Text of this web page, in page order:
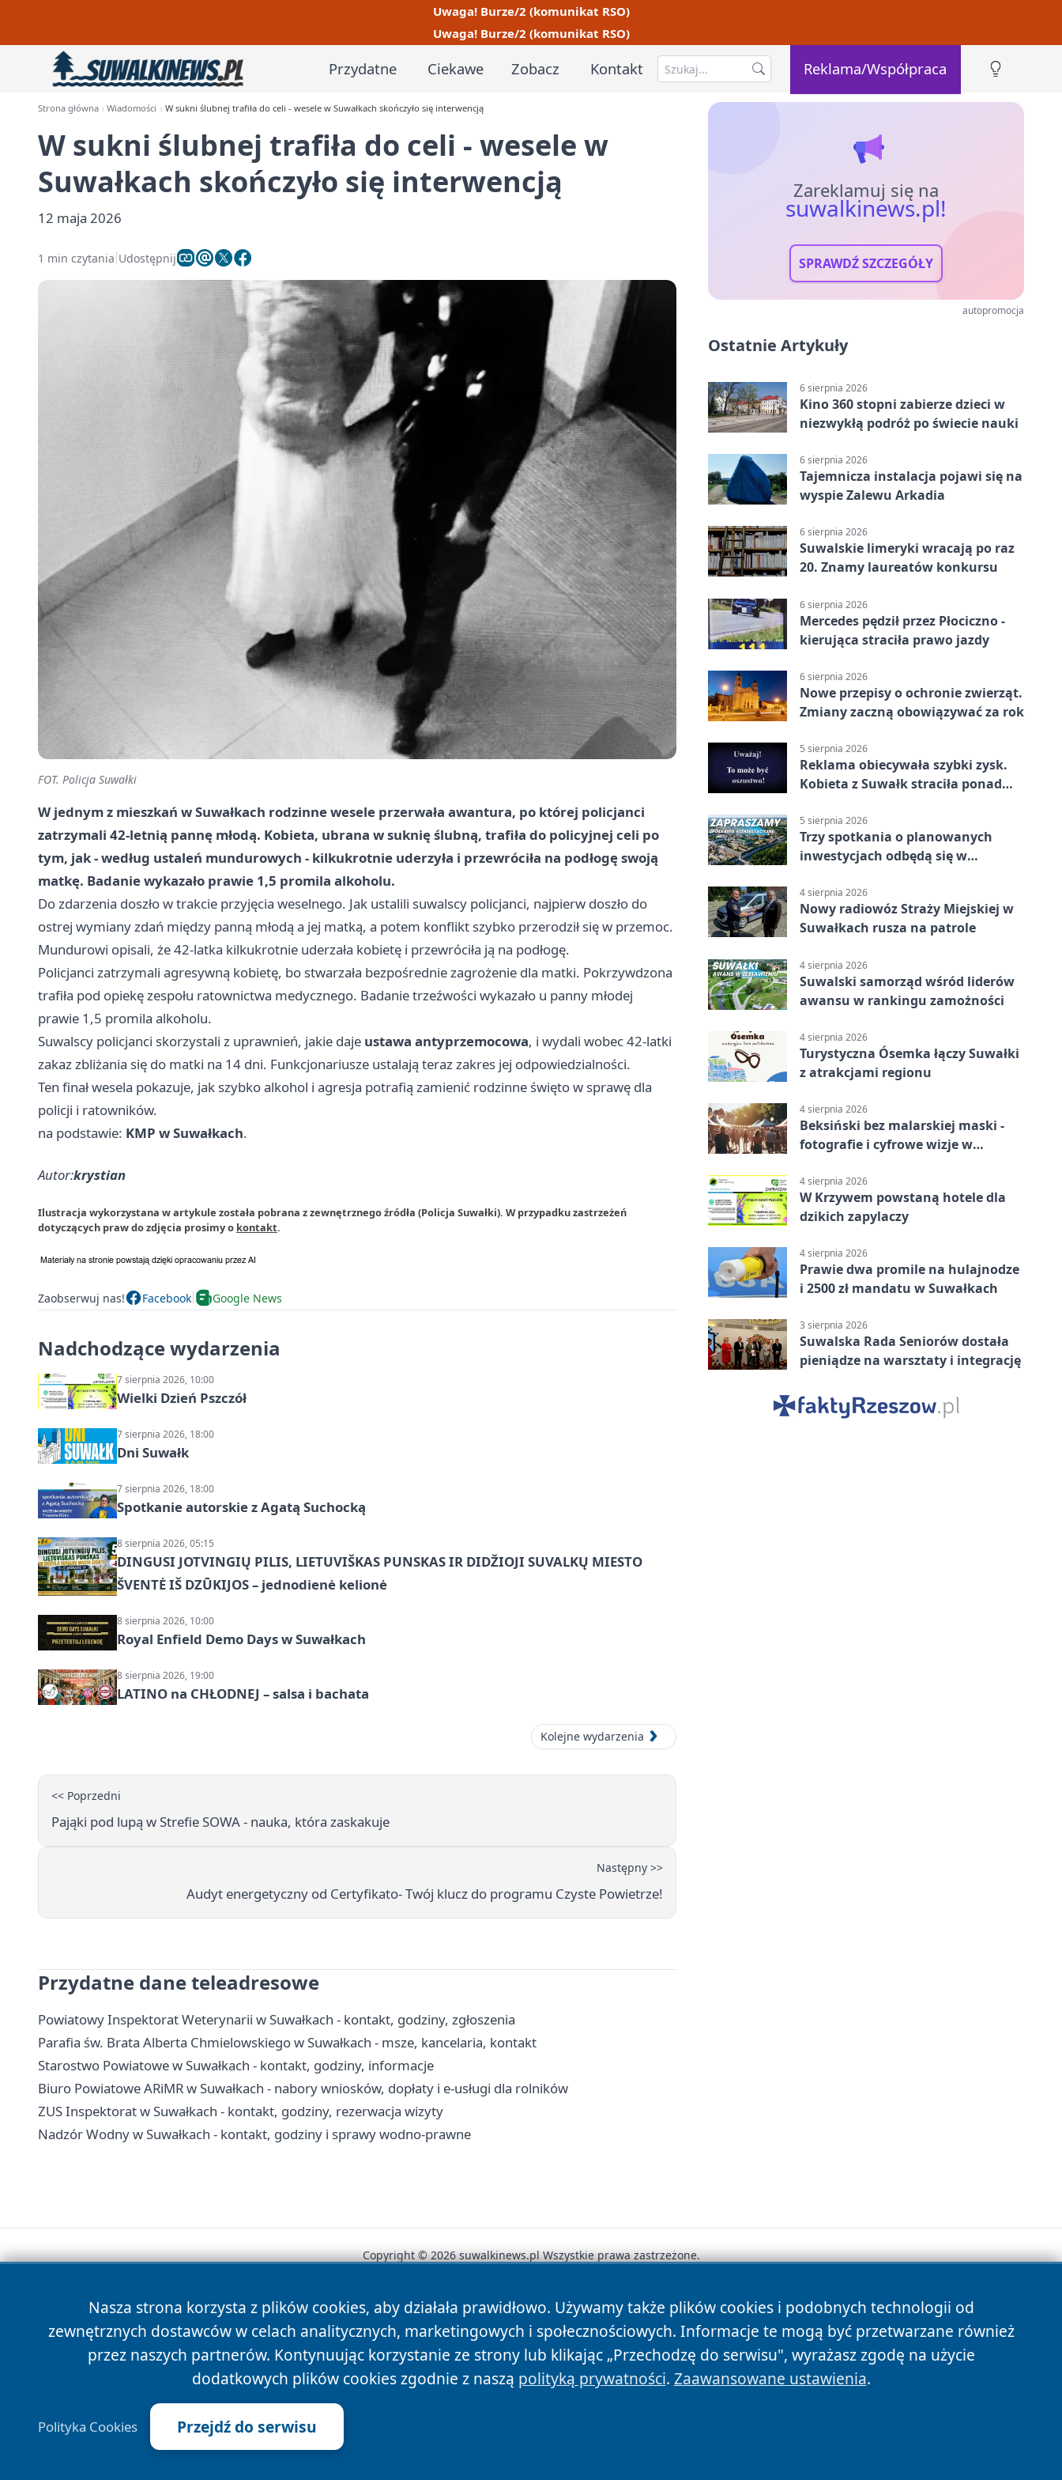
Uwaga! Burze/2 (komunikat RSO)
Uwaga! Burze/2 (komunikat RSO)
Przydatne Ciekawe Zobacz Kontakt Reklama/Współpraca
Strona główna Wiadomości W sukni ślubnej trafiła do celi - wesele w Suwałkach skończyło się interwencją
W sukni ślubnej trafiła do celi - wesele w
Suwałkach skończyło się interwencją
12 maja 2026
1 min czytania Udostępnij
FOT. Policja Suwałki
W jednym z mieszkań w Suwałkach rodzinne wesele przerwała awantura, po której policjanci
zatrzymali 42-letnią pannę młodą. Kobieta, ubrana w suknię ślubną, trafiła do policyjnej celi po
tym, jak - według ustaleń mundurowych - kilkukrotnie uderzyła i przewróciła na podłogę swoją
matkę. Badanie wykazało prawie 1,5 promila alkoholu.
Do zdarzenia doszło w trakcie przyjęcia weselnego. Jak ustalili suwalscy policjanci, najpierw doszło do
ostrej wymiany zdań między panną młodą a jej matką, a potem konflikt szybko przerodził się w przemoc.
Mundurowi opisali, że 42-latka kilkukrotnie uderzała kobietę i przewróciła ją na podłogę.
Policjanci zatrzymali agresywną kobietę, bo stwarzała bezpośrednie zagrożenie dla matki. Pokrzywdzona
trafiła pod opiekę zespołu ratownictwa medycznego. Badanie trzeźwości wykazało u panny młodej
prawie 1,5 promila alkoholu.
Suwalscy policjanci skorzystali z uprawnień, jakie daje ustawa antyprzemocowa, i wydali wobec 42-latki
zakaz zbliżania się do matki na 14 dni. Funkcjonariusze ustalają teraz zakres jej odpowiedzialności.
Ten finał wesela pokazuje, jak szybko alkohol i agresja potrafią zamienić rodzinne święto w sprawę dla
policji i ratowników.
na podstawie: KMP w Suwałkach.
Autor:krystian
Ilustracja wykorzystana w artykule została pobrana z zewnętrznego źródła (Policja Suwałki). W przypadku zastrzeżeń
dotyczących praw do zdjęcia prosimy o kontakt.
Zaobserwuj nas! Facebook Google News
Nadchodzące wydarzenia
7 sierpnia 2026, 10:00
Wielki Dzień Pszczół
7 sierpnia 2026, 18:00
Dni Suwałk
7 sierpnia 2026, 18:00
Spotkanie autorskie z Agatą Suchocką
8 sierpnia 2026, 05:15
DINGUSI JOTVINGIŲ PILIS, LIETUVIŠKAS PUNSKAS IR DIDŽIOJI SUVALKŲ MIESTO
ŠVENTĖ IŠ DZŪKIJOS – jednodienė kelionė
8 sierpnia 2026, 10:00
Royal Enfield Demo Days w Suwałkach
8 sierpnia 2026, 19:00
LATINO na CHŁODNEJ – salsa i bachata
Kolejne wydarzenia
<< Poprzedni
Pająki pod lupą w Strefie SOWA - nauka, która zaskakuje
Następny >>
Audyt energetyczny od Certyfikato- Twój klucz do programu Czyste Powietrze!
Przydatne dane teleadresowe
Powiatowy Inspektorat Weterynarii w Suwałkach - kontakt, godziny, zgłoszenia
Parafia św. Brata Alberta Chmielowskiego w Suwałkach - msze, kancelaria, kontakt
Starostwo Powiatowe w Suwałkach - kontakt, godziny, informacje
Biuro Powiatowe ARiMR w Suwałkach - nabory wniosków, dopłaty i e-usługi dla rolników
ZUS Inspektorat w Suwałkach - kontakt, godziny, rezerwacja wizyty
Nadzór Wodny w Suwałkach - kontakt, godziny i sprawy wodno-prawne
Zareklamuj się na
suwalkinews.pl!
SPRAWDŹ SZCZEGÓŁY
autopromocja
Ostatnie Artykuły
6 sierpnia 2026
Kino 360 stopni zabierze dzieci w
niezwykłą podróż po świecie nauki
6 sierpnia 2026
Tajemnicza instalacja pojawi się na
wyspie Zalewu Arkadia
6 sierpnia 2026
Suwalskie limeryki wracają po raz
20. Znamy laureatów konkursu
6 sierpnia 2026
Mercedes pędził przez Płociczno -
kierująca straciła prawo jazdy
6 sierpnia 2026
Nowe przepisy o ochronie zwierząt.
Zmiany zaczną obowiązywać za rok
5 sierpnia 2026
Reklama obiecywała szybki zysk.
Kobieta z Suwałk straciła ponad
5 sierpnia 2026
Trzy spotkania o planowanych
inwestycjach odbędą się w
4 sierpnia 2026
Nowy radiowóz Straży Miejskiej w
Suwałkach rusza na patrole
4 sierpnia 2026
Suwalski samorząd wśród liderów
awansu w rankingu zamożności
4 sierpnia 2026
Turystyczna Ósemka łączy Suwałki
z atrakcjami regionu
4 sierpnia 2026
Beksiński bez malarskiej maski -
fotografie i cyfrowe wizje w
4 sierpnia 2026
W Krzywem powstaną hotele dla
dzikich zapylaczy
4 sierpnia 2026
Prawie dwa promile na hulajnodze
i 2500 zł mandatu w Suwałkach
3 sierpnia 2026
Suwalska Rada Seniorów dostała
pieniądze na warsztaty i integrację
Nasza strona korzysta z plików cookies, aby działała prawidłowo. Używamy także plików cookies i podobnych technologii od
zewnętrznych dostawców w celach analitycznych, marketingowych i społecznościowych. Informacje te mogą być przetwarzane również
przez naszych partnerów. Kontynuując korzystanie ze strony lub klikając „Przechodzę do serwisu", wyrażasz zgodę na użycie
dodatkowych plików cookies zgodnie z naszą polityką prywatności. Zaawansowane ustawienia.
Polityka Cookies Przejdź do serwisu
Copyright © 2026 suwalkinews.pl Wszystkie prawa zastrzeżone.
News Autorzy Polityka Prywatności Polityka Cookies